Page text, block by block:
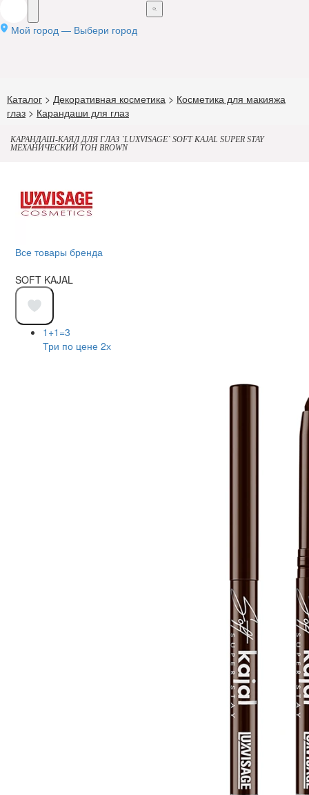
Мой город — Выбери город
Каталог > Декоративная косметика > Косметика для макияжа
глаз > Карандаши для глаз
КАРАНДАШ-КАЯЛ ДЛЯ ГЛАЗ `LUXVISAGE` SOFT KAJAL SUPER STAY
МЕХАНИЧЕСКИЙ ТОН BROWN
Все товары бренда
SOFT KAJAL
1+1=3
Три по цене 2х